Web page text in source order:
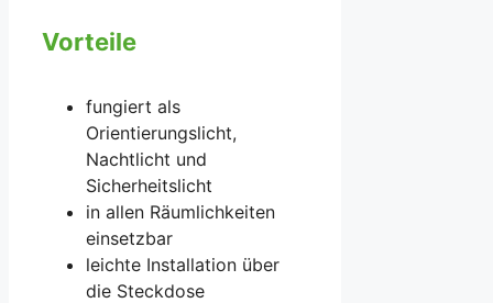
Vorteile
fungiert als
Orientierungslicht,
Nachtlicht und
Sicherheitslicht
in allen Räumlichkeiten
einsetzbar
leichte Installation über
die Steckdose